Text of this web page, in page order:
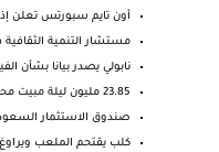
أون تايم سبورتس تعلن
مستشار التنمية الثقافية
نابولي يصدر بيانا بشأن
23.85 مليون ليلة مبيت محجوزة بنهاية يوليو 9.25 ملي...
صندوق الاستثمار
كلب يقتحم الملعب ويراوغ